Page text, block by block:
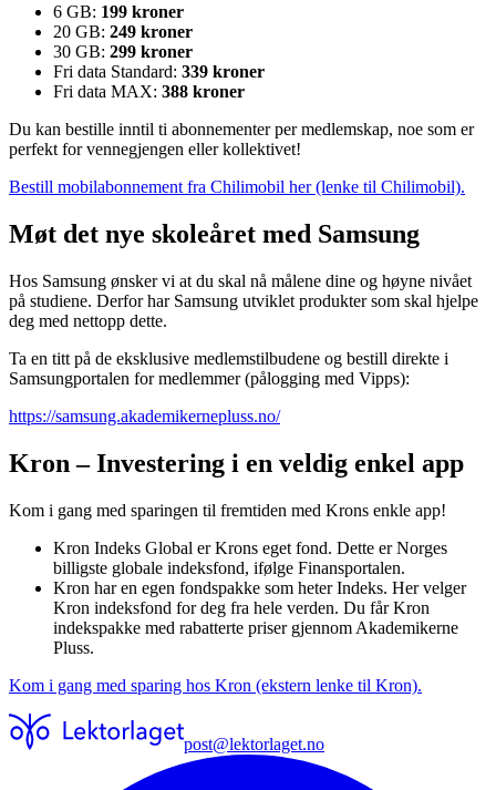
6 GB: 199 kroner
20 GB: 249 kroner
30 GB: 299 kroner
Fri data Standard: 339 kroner
Fri data MAX: 388 kroner
Du kan bestille inntil ti abonnementer per medlemskap, noe som er
perfekt for vennegjengen eller kollektivet!
Bestill mobilabonnement fra Chilimobil her (lenke til Chilimobil).
Møt det nye skoleåret med Samsung
Hos Samsung ønsker vi at du skal nå målene dine og høyne nivået
på studiene. Derfor har Samsung utviklet produkter som skal hjelpe
deg med nettopp dette.
Ta en titt på de eksklusive medlemstilbudene og bestill direkte i
Samsungportalen for medlemmer (pålogging med Vipps):
https://samsung.akademikernepluss.no/
Kron – Investering i en veldig enkel app
Kom i gang med sparingen til fremtiden med Krons enkle app!
Kron Indeks Global er Krons eget fond. Dette er Norges
billigste globale indeksfond, ifølge Finansportalen.
Kron har en egen fondspakke som heter Indeks. Her velger
Kron indeksfond for deg fra hele verden. Du får Kron
indekspakke med rabatterte priser gjennom Akademikerne
Pluss.
Kom i gang med sparing hos Kron (ekstern lenke til Kron).
post@lektorlaget.no